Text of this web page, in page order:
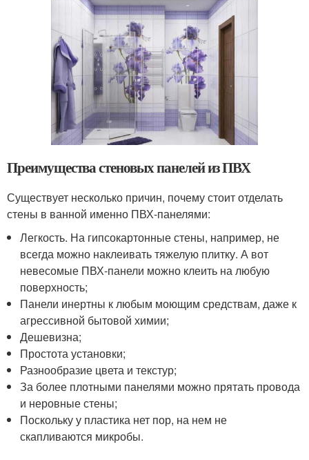
Преимущества стеновых панелей из ПВХ
Существует несколько причин, почему стоит отделать
стены в ванной именно ПВХ-панелями:
Легкость. На гипсокартонные стены, например, не
всегда можно наклеивать тяжелую плитку. А вот
невесомые ПВХ-панели можно клеить на любую
поверхность;
Панели инертны к любым моющим средствам, даже к
агрессивной бытовой химии;
Дешевизна;
Простота установки;
Разнообразие цвета и текстур;
За более плотными панелями можно прятать провода
и неровные стены;
Поскольку у пластика нет пор, на нем не
скапливаются микробы.